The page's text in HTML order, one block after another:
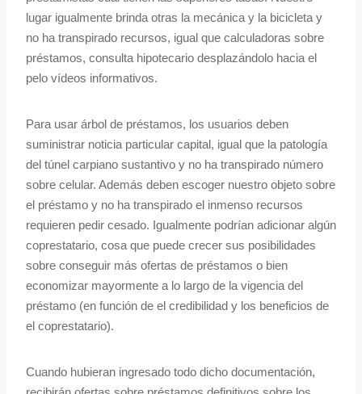
lugar igualmente brinda otras la mecánica y la bicicleta y
no ha transpirado recursos, igual que calculadoras sobre
préstamos, consulta hipotecario desplazándolo hacia el
pelo vídeos informativos.
Para usar árbol de préstamos, los usuarios deben
suministrar noticia particular capital, igual que la patologí­a
del túnel carpiano sustantivo y no ha transpirado número
sobre celular. Además deben escoger nuestro objeto sobre
el préstamo y no ha transpirado el inmenso recursos
requieren pedir cesado. Igualmente podrían adicionar algún
coprestatario, cosa que puede crecer sus posibilidades
sobre conseguir más ofertas de préstamos o bien
economizar mayormente a lo largo de la vigencia del
préstamo (en función de el credibilidad y los beneficios de
el coprestatario).
Cuando hubieran ingresado todo dicho documentación,